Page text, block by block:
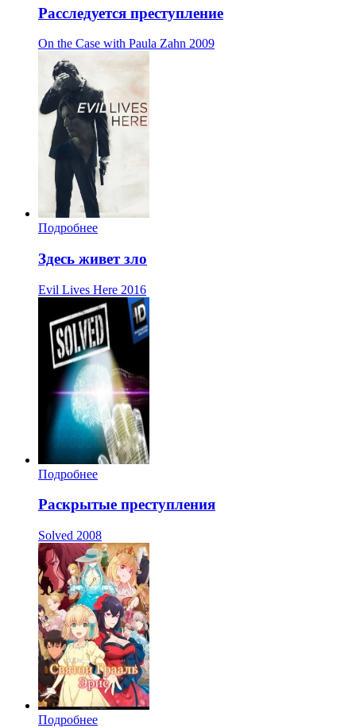
Расследуется преступление
On the Case with Paula Zahn 2009
Подробнее
Здесь живет зло
Evil Lives Here 2016
Подробнее
Раскрытые преступления
Solved 2008
Подробнее